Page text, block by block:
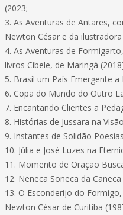
(2023;
3. As Aventuras de Antares,
Newton César e da
4. As Aventuras de
livros Cibele, de Maringá
5. Brasil um País Emergente
6. Copa do Mundo do Outro
7. Encantando Clientes a
8. Histórias de Jussara na
9. Instantes de Solidão
10. Júlia e José Luzes na
11. Momento de Oração
12. Neneca Soneca da
13. O Esconderijo do
Newton César de Curitiba